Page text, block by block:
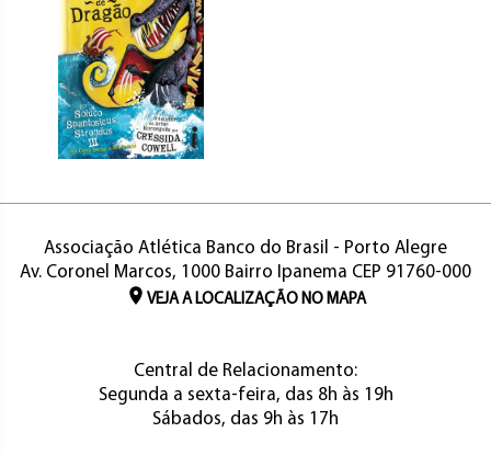
Associação Atlética Banco do Brasil - Porto Alegre
Av. Coronel Marcos, 1000 Bairro Ipanema CEP 91760-000
VEJA A LOCALIZAÇÃO NO MAPA
Central de Relacionamento:
Segunda a sexta-feira, das 8h às 19h
Sábados, das 9h às 17h